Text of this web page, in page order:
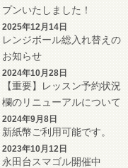
プンいたしました！
2025年12月14日
レンジボール総入れ替えの
お知らせ
2024年10月28日
【重要】レッスン予約状況
欄のリニューアルについて
2024年9月8日
新紙幣ご利用可能です。
2023年10月12日
永田台スマゴル開催中